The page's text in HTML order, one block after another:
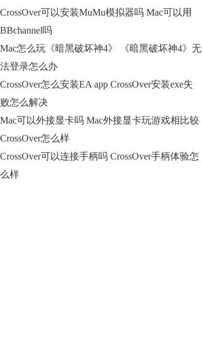
CrossOver可以安装MuMu模拟器吗 Mac可以用
BBchannel吗
Mac怎么玩《暗黑破坏神4》 《暗黑破坏神4》无
法登录怎么办
CrossOver怎么安装EA app CrossOver安装exe失
败怎么解决
Mac可以外接显卡吗 Mac外接显卡玩游戏相比较
CrossOver怎么样
CrossOver可以连接手柄吗 CrossOver手柄体验怎
么样